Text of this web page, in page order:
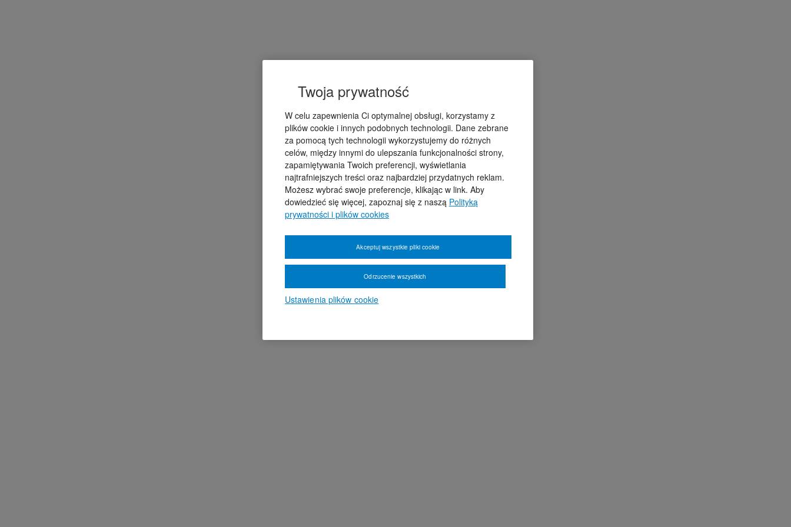
Twoja prywatność
W celu zapewnienia Ci optymalnej obsługi, korzystamy z
plików cookie i innych podobnych technologii. Dane zebrane
za pomocą tych technologii wykorzystujemy do różnych
celów, między innymi do ulepszania funkcjonalności strony,
zapamiętywania Twoich preferencji, wyświetlania
najtrafniejszych treści oraz najbardziej przydatnych reklam.
Możesz wybrać swoje preferencje, klikając w link. Aby
dowiedzieć się więcej, zapoznaj się z naszą Polityką
prywatności i plików cookies
Ustawienia plików cookie
Odrzucenie wszystkich
Akceptuj wszystkie pliki cookie